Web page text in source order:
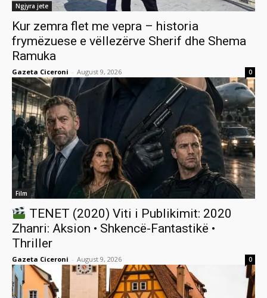
Ngjyra jete
Kur zemra flet me vepra – historia
frymëzuese e vëllezërve Sherif dhe Shema
Ramuka
Gazeta Ciceroni - August 9, 2026 0
Film
TENET (2020) Viti i Publikimit: 2020
Zhanri: Aksion • Shkencë-Fantastikë •
Thriller
Gazeta Ciceroni - August 9, 2026 0